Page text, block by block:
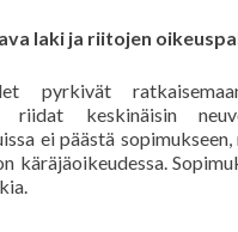
laki ja riitojen
pyrkivät
riidat keskinäisin
ei päästä
käräjäoikeudessa.